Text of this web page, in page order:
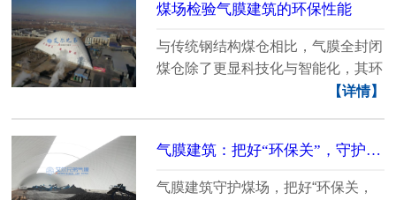
煤场检验气膜建筑的环保性能
与传统钢结构煤仓相比，气膜全封闭
煤仓除了更显科技化与智能化，其环
【详情】
气膜建筑：把好“环保关”，守护煤场可持续发展劲头
气膜建筑守护煤场，把好“环保关，